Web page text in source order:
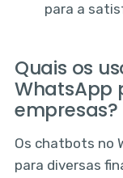
para a
Quais os
WhatsApp
empresas?
Os chatbots no
para diversas